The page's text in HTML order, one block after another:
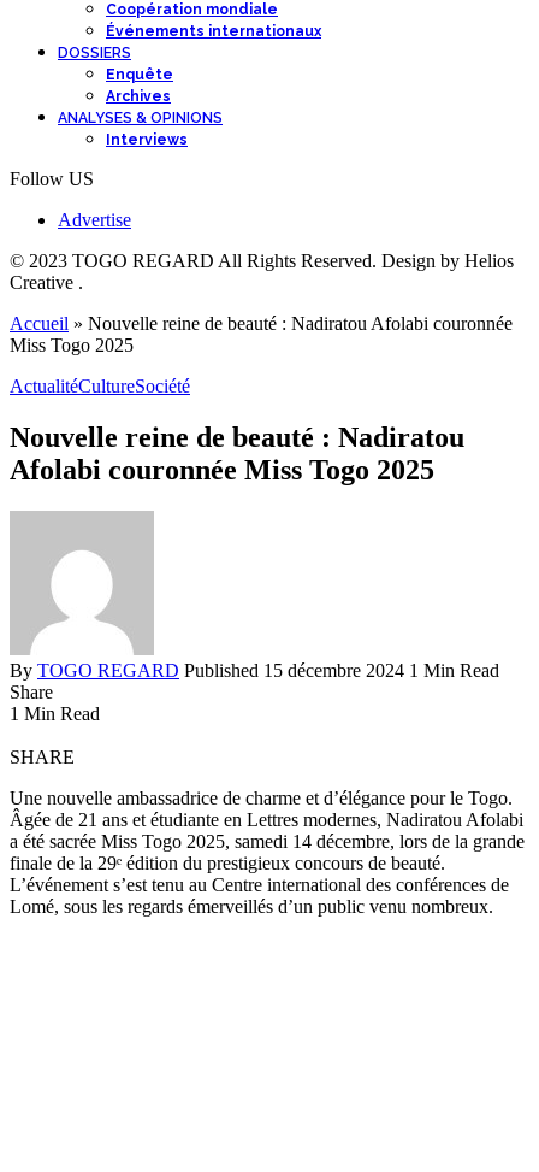
Coopération mondiale
Événements internationaux
DOSSIERS
Enquête
Archives
ANALYSES & OPINIONS
Interviews
Follow US
Advertise
© 2023 TOGO REGARD All Rights Reserved. Design by Helios
Creative .
Accueil » Nouvelle reine de beauté : Nadiratou Afolabi couronnée
Miss Togo 2025
ActualitéCultureSociété
Nouvelle reine de beauté : Nadiratou
Afolabi couronnée Miss Togo 2025
By TOGO REGARD Published 15 décembre 2024 1 Min Read
Share
1 Min Read
SHARE
Une nouvelle ambassadrice de charme et d’élégance pour le Togo.
Âgée de 21 ans et étudiante en Lettres modernes, Nadiratou Afolabi
a été sacrée Miss Togo 2025, samedi 14 décembre, lors de la grande
finale de la 29ᵉ édition du prestigieux concours de beauté.
L’événement s’est tenu au Centre international des conférences de
Lomé, sous les regards émerveillés d’un public venu nombreux.